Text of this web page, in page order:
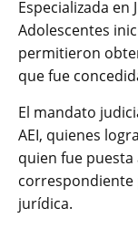
Especializada en
Adolescentes
permitieron
que fue
El mandato
AEI, quienes
quien fue
jurídica.